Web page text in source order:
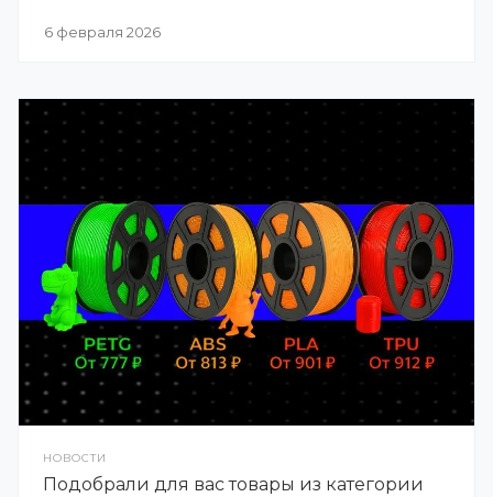
6 февраля 2026
НОВОСТИ
Подобрали для вас товары из категории